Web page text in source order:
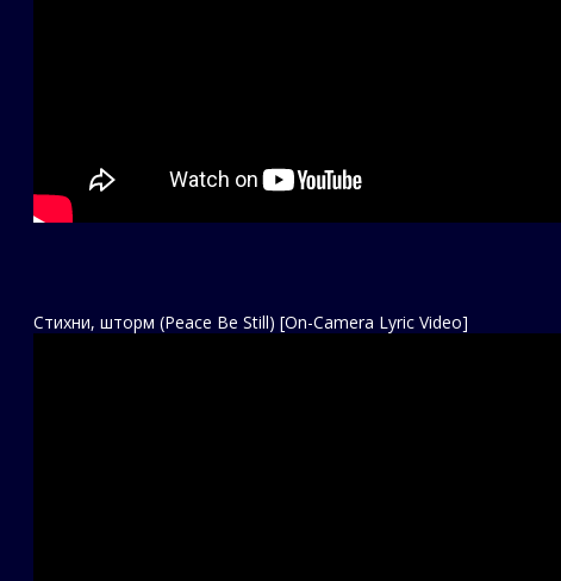
Стихни, шторм (Peace Be Still) [On-Camera Lyric Video]